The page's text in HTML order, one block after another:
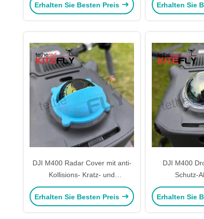
skalierbarem Speicher und
Kitefly
Erhalten Sie Besten Preis
Erhalten Sie
DJI M400 Radar Cover mit anti-
Kollisions- Kratz- und
Staubschutz für eine verbesserte
Radargenauigkeit
Erhalten Sie Besten Preis
DJI M400
Schutz-
Erhalten Sie